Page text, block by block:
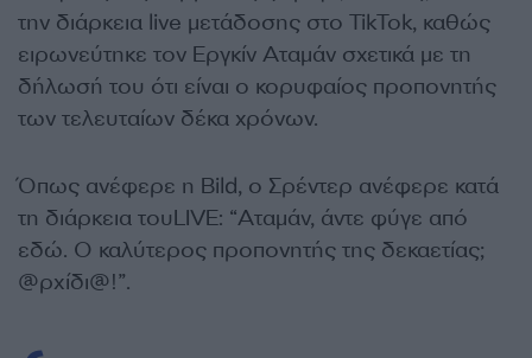
την διάρκεια live μετάδοσης στο TikTok, καθώς
ειρωνεύτηκε τον Εργκίν Αταμάν σχετικά με τη
δήλωσή του ότι είναι ο κορυφαίος προπονητής
των τελευταίων δέκα χρόνων.
Όπως ανέφερε η Bild, o Σρέντερ ανέφερε κατά
τη διάρκεια τουLIVE: “Αταμάν, άντε φύγε από
εδώ. Ο καλύτερος προπονητής της δεκαετίας;
@ρχίδι@!”.